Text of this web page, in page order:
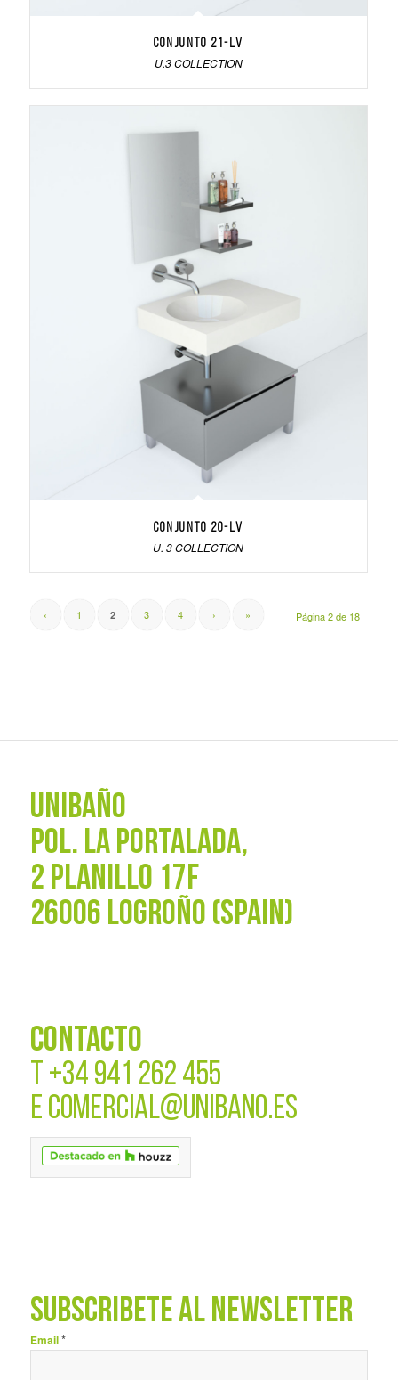
Conjunto 21-LV
U.3 COLLECTION
Conjunto 20-LV
U. 3 COLLECTION
Página 2 de 18
‹ 1 2 3 4 › »
UNIBAÑO
POL. La Portalada,
2 PLANILLO 17F
26006 LOGROÑO (SPAIN)
CONTACTO
T +34 941 262 455
E COMERCIAL@UNIBANO.ES
SUBSCRÍBETE AL NEWSLETTER
Email*